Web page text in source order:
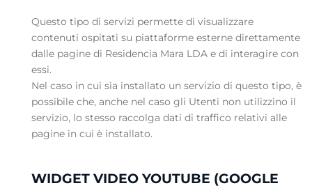
Questo tipo di servizi permette di visualizzare
contenuti ospitati su piattaforme esterne direttamente
dalle pagine di Residencia Mara LDA e di interagire con
essi.
Nel caso in cui sia installato un servizio di questo tipo, è
possibile che, anche nel caso gli Utenti non utilizzino il
servizio, lo stesso raccolga dati di traffico relativi alle
pagine in cui è installato.
WIDGET VIDEO YOUTUBE (GOOGLE